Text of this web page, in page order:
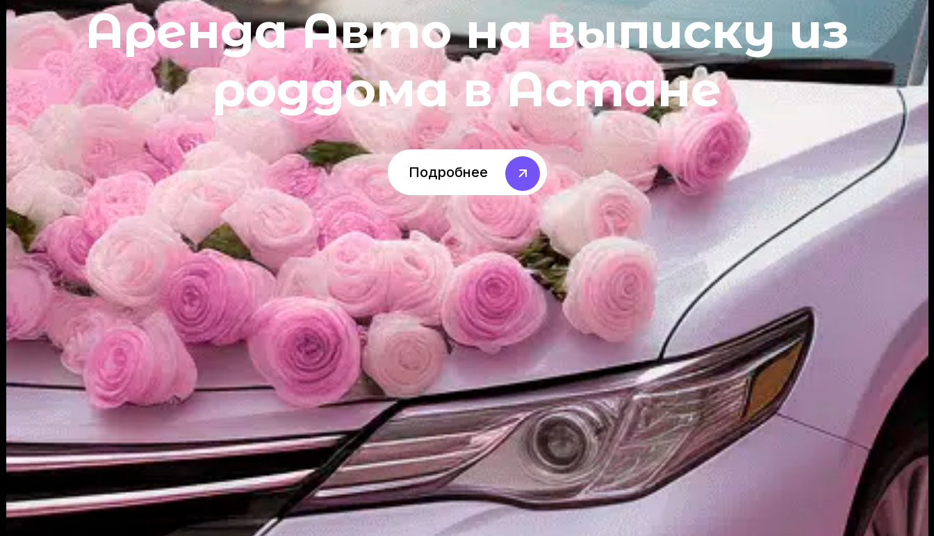
Аренда Авто на выписку из
роддома в Астане
Подробнее